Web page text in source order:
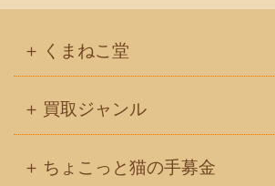
くまねこ堂
買取ジャンル
ちょこっと猫の手募金